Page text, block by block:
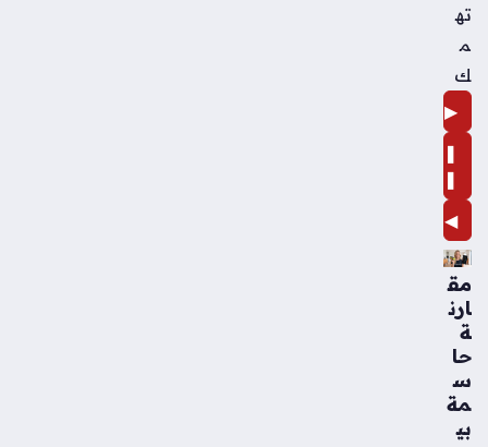
ته
م
ك
▶
❚
❚
◀
مق
ارن
ة
حا
س
مة
بي